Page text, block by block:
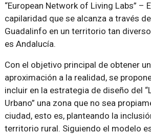
“European Network of Living Labs” –
capilaridad que se alcanza a través
Guadalinfo en un territorio tan
es Andalucía.
Con el objetivo principal de obtener
aproximación a la realidad, se
incluir en la estrategia de diseño del
Urbano” una zona que no sea
ciudad, esto es, planteando la
territorio rural. Siguiendo el modelo